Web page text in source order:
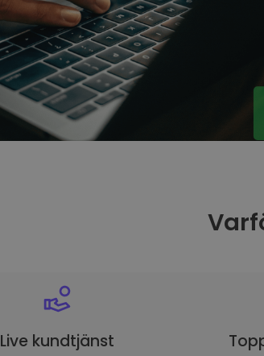
Live kundtjänst